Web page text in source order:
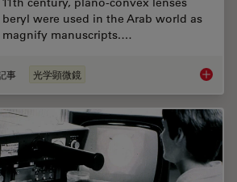
were used in the Arab world as
manuscripts.…
事 光学顕微鏡 A Brief